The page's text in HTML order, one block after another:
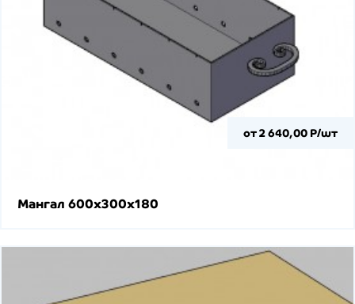
от 2 640,00 Р/шт
Мангал 600х300х180